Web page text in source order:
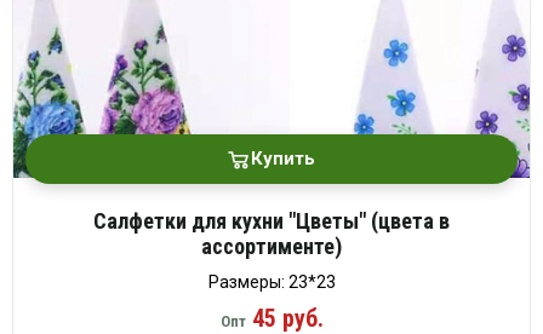
Купить
Салфетки для кухни "Цветы" (цвета в
ассортименте)
Размеры: 23*23
Опт45 руб.